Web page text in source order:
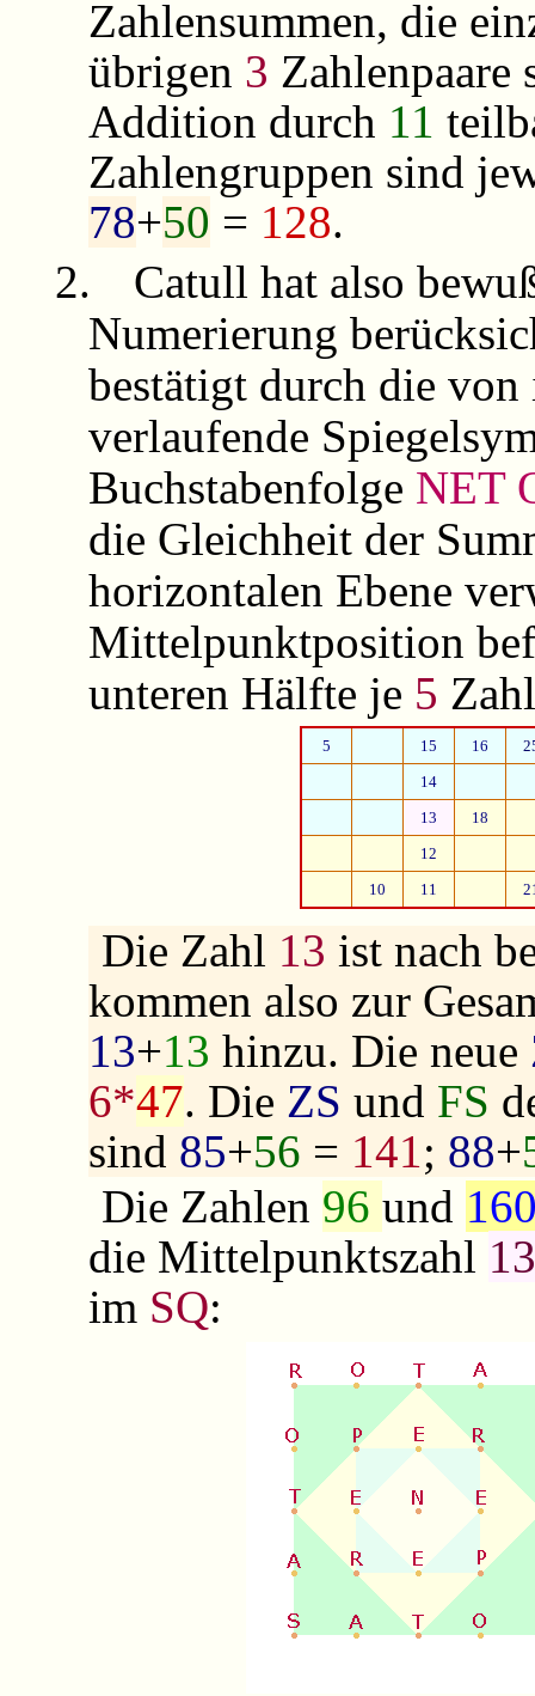
Zahlensummen, die
übrigen 3
Addition durch 11
Zahlengruppen sind
78+50 = 128.
2.
Catull hat also
Numerierung
bestätigt durch die
verlaufende
Buchstabenfolge NET
die Gleichheit der
horizontalen Ebene
Mittelpunktposition
unteren Hälfte je 5
5 15 16
14
13
18
12
10
11
Die Zahl 13 ist nach
kommen also zur
13+13 hinzu. Die neue
6*47. Die ZS und FS
sind 85+56 = 141; 88+
Die Zahlen 96und
die Mittelpunktszahl
im SQ: